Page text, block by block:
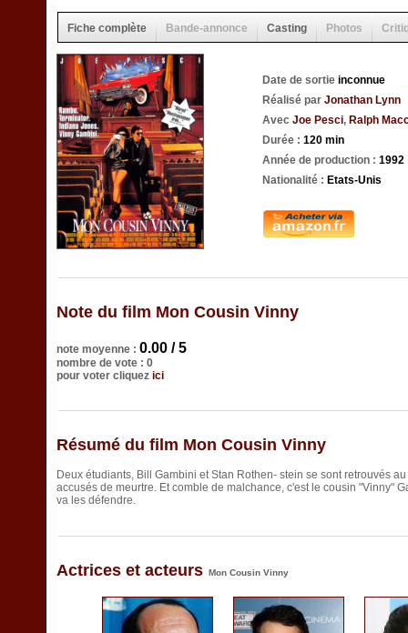
Fiche complète Bande-annonce Casting Photos
Date de sortie inconnue
Réalisé par Jonathan Lynn
Avec Joe Pesci, Ralph
Durée : 120 min
Année de production : 1992
Nationalité : Etats-Unis
Note du film Mon Cousin Vinny
note moyenne : 0.00 / 5
nombre de vote : 0
pour voter cliquez ici
Résumé du film Mon Cousin Vinny
Deux étudiants, Bill Gambini et Stan Rothen- stein se sont retrouvés
accusés de meurtre. Et comble de malchance, c'est le cousin "Vinny"
va les défendre.
Actrices et acteurs Mon Cousin Vinny